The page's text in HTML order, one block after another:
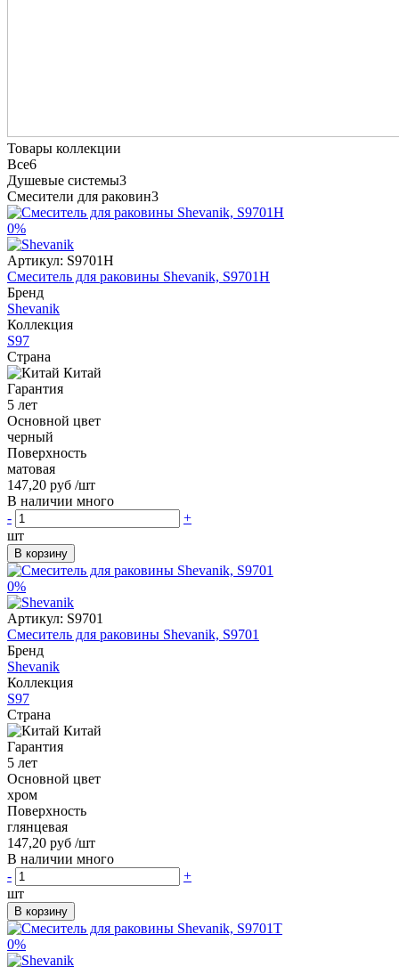
Товары коллекции
Все6
Душевые системы3
Смесители для раковин3
0%
Артикул: S9701H
Смеситель для раковины Shevanik, S9701H
Бренд
Shevanik
Коллекция
S97
Страна
Китай
Гарантия
5 лет
Основной цвет
черный
Поверхность
матовая
147,20 руб /шт
В наличии много
-
+
шт
В корзину
0%
Артикул: S9701
Смеситель для раковины Shevanik, S9701
Бренд
Shevanik
Коллекция
S97
Страна
Китай
Гарантия
5 лет
Основной цвет
хром
Поверхность
глянцевая
147,20 руб /шт
В наличии много
-
+
шт
В корзину
0%